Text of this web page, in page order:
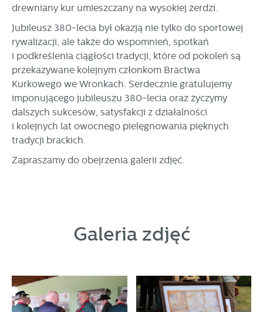
drewniany kur umieszczany na wysokiej żerdzi.
Jubileusz 380-lecia był okazją nie tylko do sportowej
rywalizacji, ale także do wspomnień, spotkań
i podkreślenia ciągłości tradycji, które od pokoleń są
przekazywane kolejnym członkom Bractwa
Kurkowego we Wronkach. Serdecznie gratulujemy
imponującego jubileuszu 380-lecia oraz życzymy
dalszych sukcesów, satysfakcji z działalności
i kolejnych lat owocnego pielęgnowania pięknych
tradycji brackich.
Zapraszamy do obejrzenia galerii zdjęć.
Galeria zdjęć